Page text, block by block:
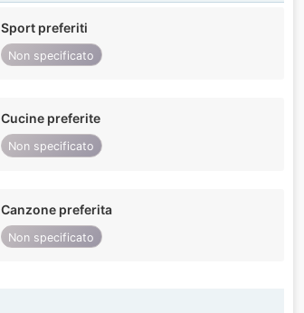
Sport preferiti
Non specificato
Cucine preferite
Non specificato
Canzone preferita
Non specificato